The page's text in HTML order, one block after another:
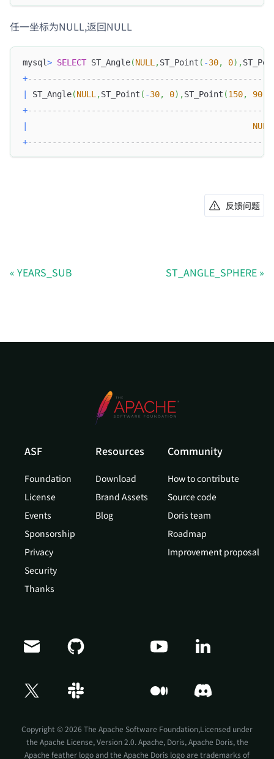
任一坐标为NULL,返回NULL
mysql> SELECT ST_Angle(NULL ,ST_Point ( -30, 0) ,
+
|
ST_Angle(NULL ,ST_Point ( -30, 0) ,ST_Point (150, 90
+
|
NULL
+
反馈问题
YEARS_SUB ST_ANGLE_SPHERE
ASF
Foundation
License
Events
Sponsorship
Privacy
Security
Thanks
Resources
Download
Brand Assets
Blog
Community
How to contribute
Source code
Doris team
Roadmap
Improvement proposal
Copyright © 2026 The Apache Software Foundation,Licensed under
the Apache License, Version 2.0. Apache, Doris, Apache Doris, the
Apache feather logo and the Apache Doris logo are trademarks of
Doris Summit 26